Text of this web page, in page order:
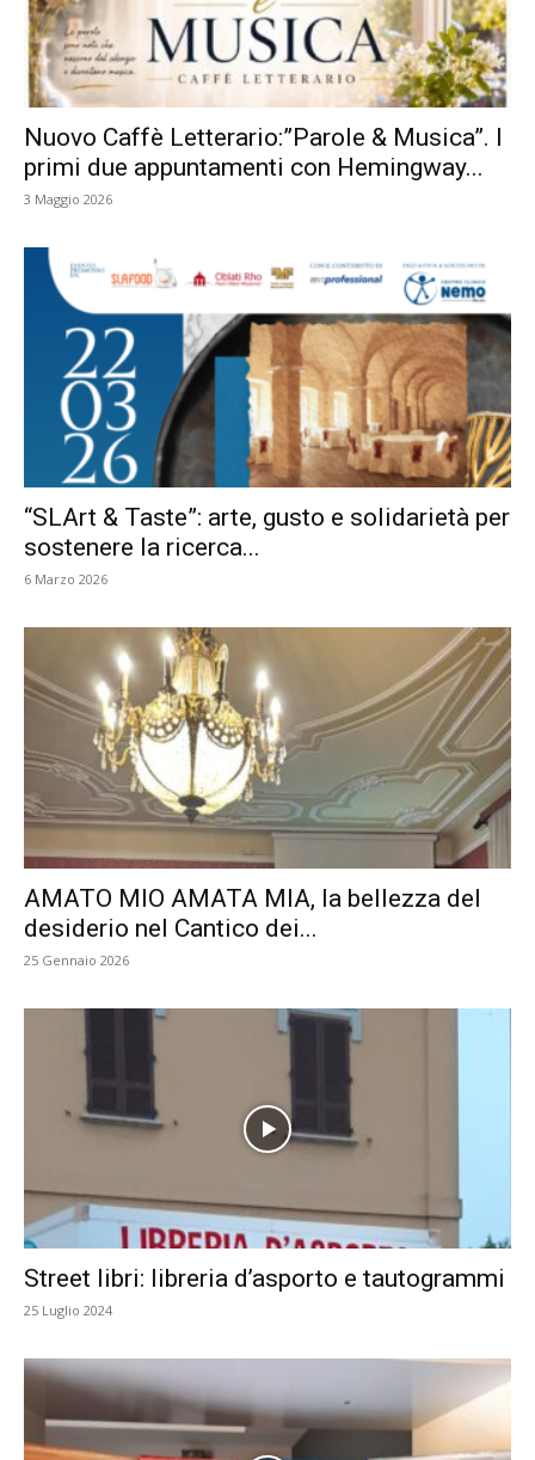
Nuovo Caffè Letterario:”Parole & Musica”. I
primi due appuntamenti con Hemingway...
3 Maggio 2026
“SLArt & Taste”: arte, gusto e solidarietà per
sostenere la ricerca...
6 Marzo 2026
AMATO MIO AMATA MIA, la bellezza del
desiderio nel Cantico dei...
25 Gennaio 2026
Street libri: libreria d’asporto e tautogrammi
25 Luglio 2024